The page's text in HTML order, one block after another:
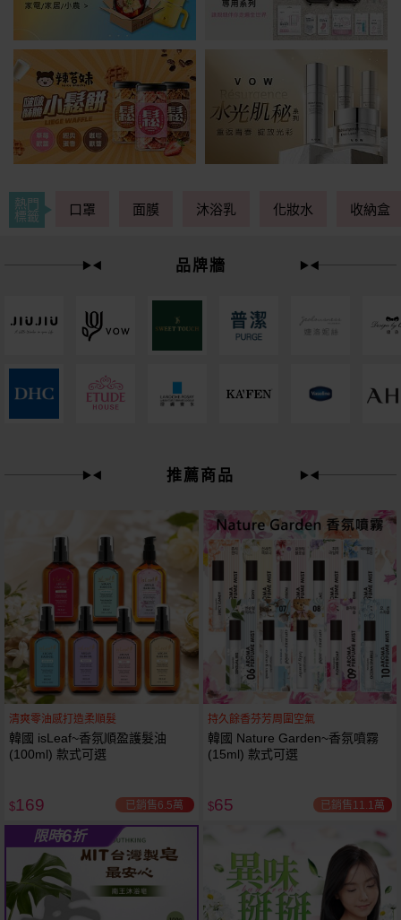
限時
狂殺61折
熱門
標籤
口罩 面膜 沐浴乳 化妝水 收納盒
品牌牆
推薦商品
清爽零油感打造柔順髮
韓國 isLeaf~香氛順盈護髮油
(100ml) 款式可選
$169 已銷售6.5萬
持久餘香芬芳周圍空氣
韓國 Nature Garden~香氛噴霧
(15ml) 款式可選
$65 已銷售11.1萬
限時6折